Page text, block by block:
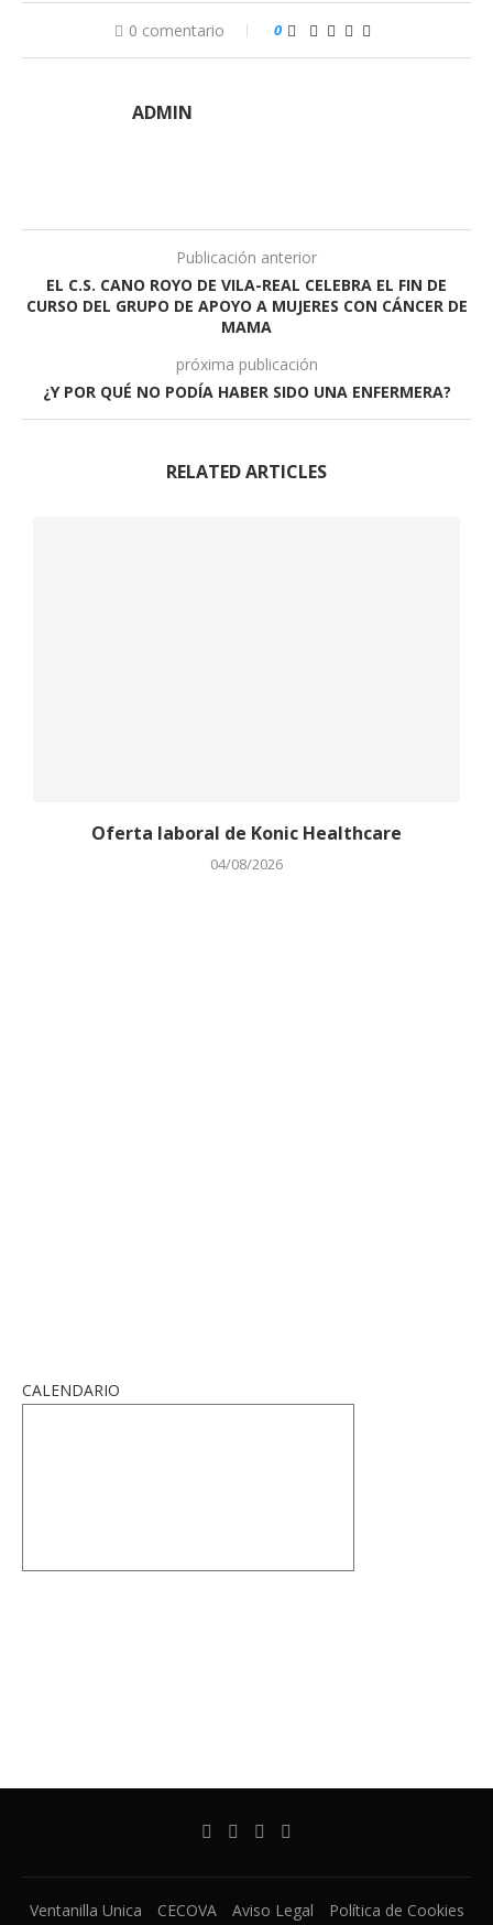
0 comentario 0
ADMIN
Publicación anterior
EL C.S. CANO ROYO DE VILA-REAL CELEBRA EL FIN DE
CURSO DEL GRUPO DE APOYO A MUJERES CON CÁNCER DE
MAMA
próxima publicación
¿Y POR QUÉ NO PODÍA HABER SIDO UNA ENFERMERA?
RELATED ARTICLES
Oferta laboral de Konic Healthcare
04/08/2026
CALENDARIO
Ventanilla Unica CECOVA Aviso Legal Política de Cookies